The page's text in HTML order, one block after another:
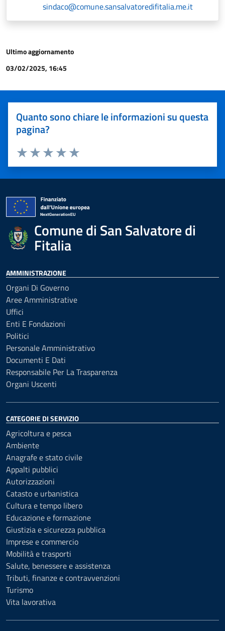
sindaco@comune.sansalvatoredifitalia.me.it
Ultimo aggiornamento
03/02/2025, 16:45
Quanto sono chiare le informazioni su questa
pagina?
Valuta 5 stelle su 5
Valuta 4 stelle su 5
Valuta 3 stelle su 5
Valuta 2 stelle su 5
Valuta 1 stelle su 5
Comune di San Salvatore di
Fitalia
AMMINISTRAZIONE
Organi Di Governo
Aree Amministrative
Uffici
Enti E Fondazioni
Politici
Personale Amministrativo
Documenti E Dati
Responsabile Per La Trasparenza
Organi Uscenti
CATEGORIE DI SERVIZIO
Agricoltura e pesca
Ambiente
Anagrafe e stato civile
Appalti pubblici
Autorizzazioni
Catasto e urbanistica
Cultura e tempo libero
Educazione e formazione
Giustizia e sicurezza pubblica
Imprese e commercio
Mobilità e trasporti
Salute, benessere e assistenza
Tributi, finanze e contravvenzioni
Turismo
Vita lavorativa